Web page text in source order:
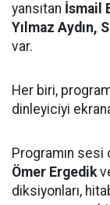
yansıtan İsmail
Yılmaz Aydın,
var.
Her biri,
dinleyiciyi
Programın sesi
Ömer Ergedik
diksiyonları,